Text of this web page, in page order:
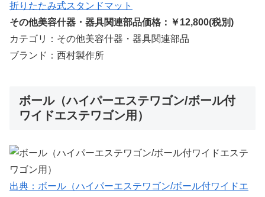
折りたたみ式スタンドマット
その他美容什器・器具関連部品価格：￥12,800(税別)
カテゴリ：その他美容什器・器具関連部品
ブランド：西村製作所
ボール（ハイパーエステワゴン/ボール付
ワイドエステワゴン用）
出典：ボール（ハイパーエステワゴン/ボール付ワイドエ